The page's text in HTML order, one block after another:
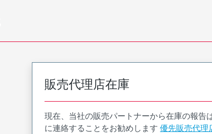
販売代理店在庫
現在、当社の販売パートナーから在庫の報告
に連絡することをお勧めします 優先販売代理